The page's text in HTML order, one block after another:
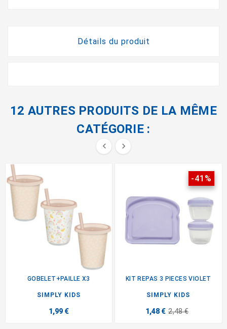
Détails du produit
12 AUTRES PRODUITS DE LA MÊME
CATÉGORIE :
 
GOBELET+PAILLE X3
SIMPLY KIDS
1,99 €
-41%
KIT REPAS 3 PIECES VIOLET
SIMPLY KIDS
1,48 € 2,48 €